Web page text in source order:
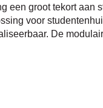
een groot tekort
voor
De